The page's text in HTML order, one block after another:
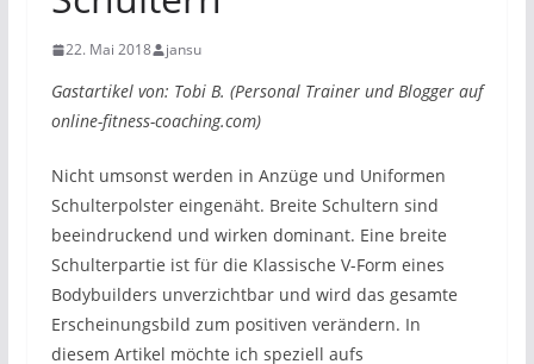
22. Mai 2018 jansu
Gastartikel von: Tobi B. (Personal Trainer und Blogger auf
online-fitness-coaching.com)
Nicht umsonst werden in Anzüge und Uniformen
Schulterpolster eingenäht. Breite Schultern sind
beeindruckend und wirken dominant. Eine breite
Schulterpartie ist für die Klassische V-Form eines
Bodybuilders unverzichtbar und wird das gesamte
Erscheinungsbild zum positiven verändern. In
diesem Artikel möchte ich speziell aufs